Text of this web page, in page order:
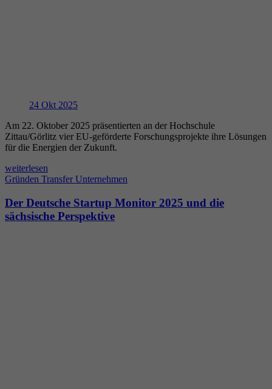
24 Okt 2025
Am 22. Oktober 2025 präsentierten an der Hochschule
Zittau/Görlitz vier EU-geförderte Forschungsprojekte ihre Lösungen
für die Energien der Zukunft.
weiterlesen
Gründen Transfer Unternehmen
Der Deutsche Startup Monitor 2025 und die
sächsische Perspektive